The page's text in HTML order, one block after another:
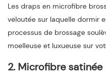
Les draps en microfibre
veloutée sur laquelle dormir
processus de brossage
moelleuse et luxueuse sur
2. Microfibre satinée